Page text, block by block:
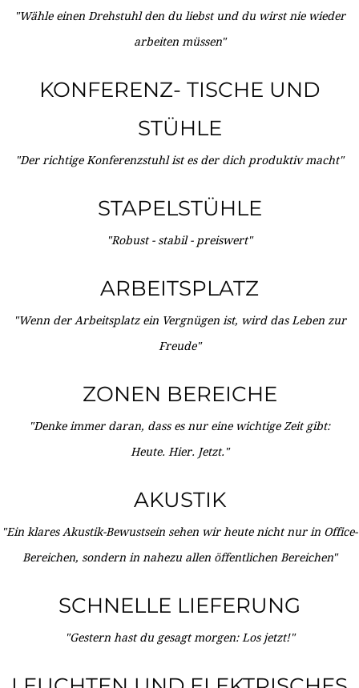
"Wähle einen Drehstuhl den du liebst und du wirst nie wieder
arbeiten müssen"
KONFERENZ- TISCHE UND
STÜHLE
"Der richtige Konferenzstuhl ist es der dich produktiv macht"
STAPELSTÜHLE
"Robust - stabil - preiswert"
ARBEITSPLATZ
"Wenn der Arbeitsplatz ein Vergnügen ist, wird das Leben zur
Freude"
ZONEN BEREICHE
"Denke immer daran, dass es nur eine wichtige Zeit gibt:
Heute. Hier. Jetzt."
AKUSTIK
"Ein klares Akustik-Bewustsein sehen wir heute nicht nur in Office-
Bereichen, sondern in nahezu allen öffentlichen Bereichen"
SCHNELLE LIEFERUNG
"Gestern hast du gesagt morgen: Los jetzt!"